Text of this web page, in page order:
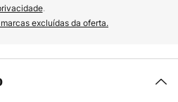
.
excluídas da oferta.